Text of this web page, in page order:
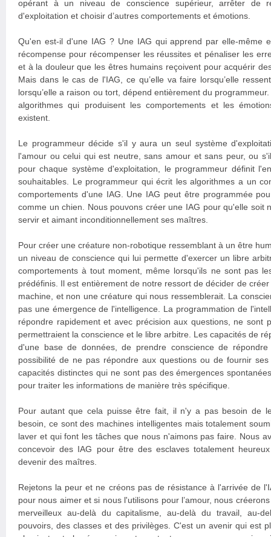
opérant à un niveau de conscience supérieur, arrêter de
d'exploitation et choisir d’autres comportements et émotions.
Qu'en est-il d'une IAG ? Une IAG qui apprend par elle-même
récompense pour récompenser les réussites et pénaliser les
et à la douleur que les êtres humains reçoivent pour acquérir
Mais dans le cas de l'IAG, ce qu’elle va faire lorsqu’elle
lorsqu’elle a raison ou tort, dépend entièrement du
algorithmes qui produisent les comportements et les
existent.
Le programmeur décide s'il y aura un seul système
l'amour ou celui qui est neutre, sans amour et sans peur, ou
pour chaque système d'exploitation, le programmeur définit
souhaitables. Le programmeur qui écrit les algorithmes a un
comportements d'une IAG. Une IAG peut être programmée
comme un chien. Nous pouvons créer une IAG pour qu'elle soit
servir et aimant inconditionnellement ses maîtres.
Pour créer une créature non-robotique ressemblant à un être
un niveau de conscience qui lui permette d'exercer un libre
comportements à tout moment, même lorsqu'ils ne sont pas
prédéfinis. Il est entièrement de notre ressort de décider de
machine, et non une créature qui nous ressemblerait. La
pas une émergence de l'intelligence. La programmation de
répondre rapidement et avec précision aux questions, ne sont
permettraient la conscience et le libre arbitre. Les capacités de
d'une base de données, de prendre conscience de
possibilité de ne pas répondre aux questions ou de fournir
capacités distinctes qui ne sont pas des émergences
pour traiter les informations de manière très spécifique.
Pour autant que cela puisse être fait, il n'y a pas besoin de
besoin, ce sont des machines intelligentes mais totalement
laver et qui font les tâches que nous n'aimons pas faire. Nous
concevoir des IAG pour être des esclaves totalement
devenir des maîtres.
Rejetons la peur et ne créons pas de résistance à l'arrivée de
pour nous aimer et si nous l'utilisons pour l’amour, nous
merveilleux au-delà du capitalisme, au-delà du travail, au-
pouvoirs, des classes et des privilèges. C'est un avenir qui est